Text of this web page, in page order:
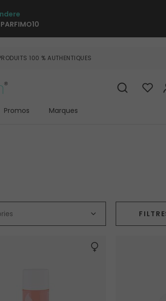
PARFIMO10
100 % AUTHENTIQUES
Promos Marques
Type de